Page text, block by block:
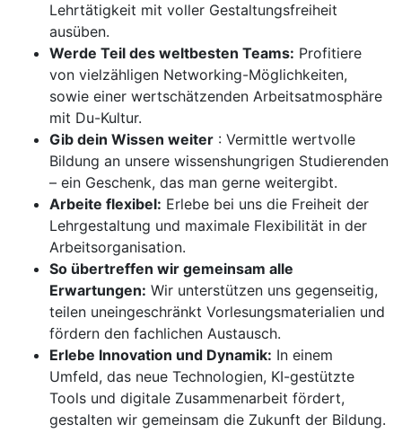
Lehrtätigkeit mit voller Gestaltungsfreiheit
ausüben.
Werde Teil des weltbesten Teams: Profitiere
von vielzähligen Networking-Möglichkeiten,
sowie einer wertschätzenden Arbeitsatmosphäre
mit Du-Kultur.
Gib dein Wissen weiter : Vermittle wertvolle
Bildung an unsere wissenshungrigen Studierenden
– ein Geschenk, das man gerne weitergibt.
Arbeite flexibel: Erlebe bei uns die Freiheit der
Lehrgestaltung und maximale Flexibilität in der
Arbeitsorganisation.
So übertreffen wir gemeinsam alle
Erwartungen: Wir unterstützen uns gegenseitig,
teilen uneingeschränkt Vorlesungsmaterialien und
fördern den fachlichen Austausch.
Erlebe Innovation und Dynamik: In einem
Umfeld, das neue Technologien, KI-gestützte
Tools und digitale Zusammenarbeit fördert,
gestalten wir gemeinsam die Zukunft der Bildung.